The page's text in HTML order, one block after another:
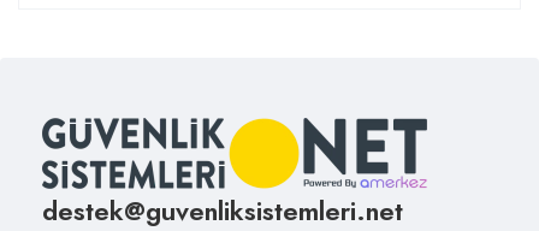
destek@guvenliksistemleri.net